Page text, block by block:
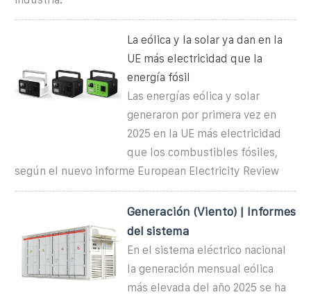
La eólica y la solar ya dan en la
UE más electricidad que la
energía fósil
Las energías eólica y solar
generaron por primera vez en
2025 en la UE más electricidad
que los combustibles fósiles,
según el nuevo informe European Electricity Review
Generación (Viento) | Informes
del sistema
En el sistema eléctrico nacional
la generación mensual eólica
más elevada del año 2025 se ha